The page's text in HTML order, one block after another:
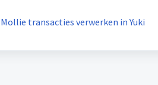
Mollie transacties verwerken in Yuki